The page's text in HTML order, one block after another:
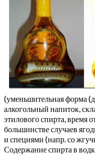
(уменьшительная форма
алкогольный напиток,
этилового спирта, время
большинстве случаев
и специями (напр. со
Содержание спирта в